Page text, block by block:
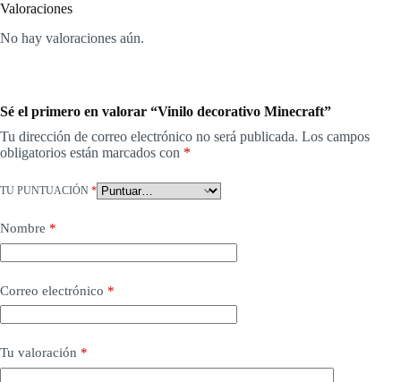
Valoraciones
No hay valoraciones aún.
Sé el primero en valorar “Vinilo decorativo Minecraft”
Tu dirección de correo electrónico no será publicada. Los campos
obligatorios están marcados con *
TU PUNTUACIÓN *
Nombre *
Correo electrónico *
Tu valoración *